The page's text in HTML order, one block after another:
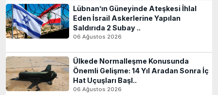
Lübnan’ın Güneyinde Ateşkesi İhlal
Eden İsrail Askerlerine Yapılan
Saldırıda 2 Subay ..
06 Ağustos 2026
Ülkede Normalleşme Konusunda
Önemli Gelişme: 14 Yıl Aradan Sonra İç
Hat Uçuşları Başl..
06 Ağustos 2026